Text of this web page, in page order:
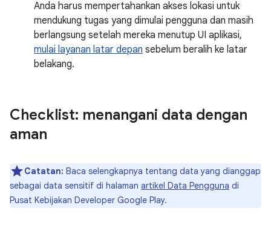
Anda harus mempertahankan akses lokasi untuk
mendukung tugas yang dimulai pengguna dan masih
berlangsung setelah mereka menutup UI aplikasi,
mulai layanan latar depan sebelum beralih ke latar
belakang.
Checklist: menangani data dengan
aman
Catatan: Baca selengkapnya tentang data yang dianggap
sebagai data sensitif di halaman artikel Data Pengguna di
Pusat Kebijakan Developer Google Play.